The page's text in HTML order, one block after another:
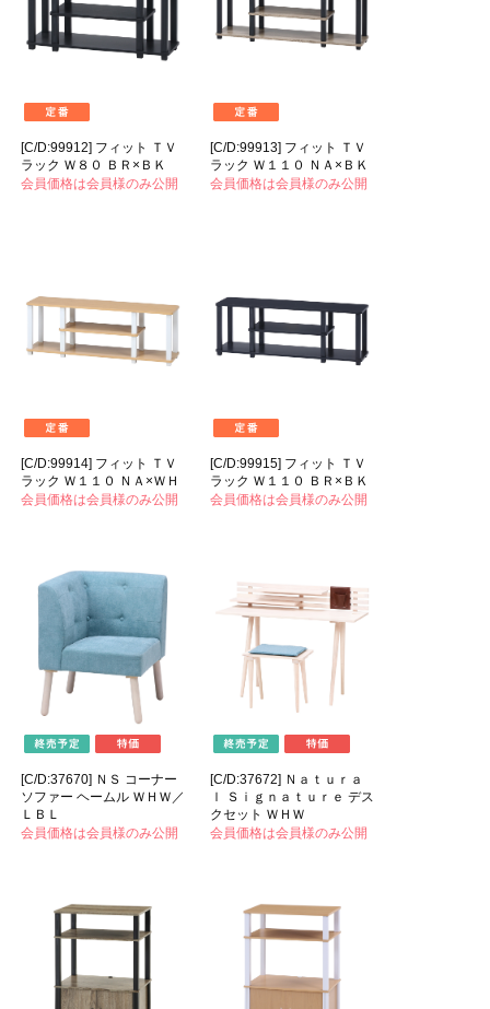
[C/D:99912] フィット ＴＶ
ラック Ｗ８０ ＢＲ×ＢＫ
会員価格は会員様のみ公開
[C/D:99913] フィット ＴＶ
ラック Ｗ１１０ ＮＡ×ＢＫ
会員価格は会員様のみ公開
[C/D:99914] フィット ＴＶ
ラック Ｗ１１０ ＮＡ×ＷＨ
会員価格は会員様のみ公開
[C/D:99915] フィット ＴＶ
ラック Ｗ１１０ ＢＲ×ＢＫ
会員価格は会員様のみ公開
[C/D:37670] ＮＳ コーナー
ソファー ヘームル ＷＨＷ／
ＬＢＬ
会員価格は会員様のみ公開
[C/D:37672] Ｎａｔｕｒａ
ｌ Ｓｉｇｎａｔｕｒｅ デス
クセット ＷＨＷ
会員価格は会員様のみ公開